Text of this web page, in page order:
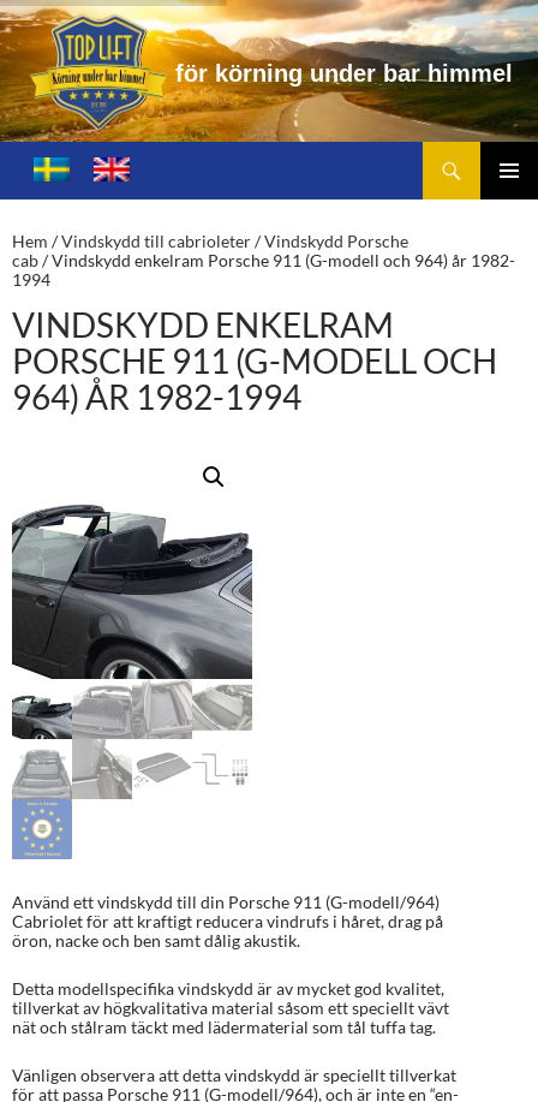
ör körning under bar himme
Toplift.se – för körning under bar himmel
HOPPA
TILL
Hem /Vindskydd till cabrioleter/Vindskydd Porsche
cab/ Vindskydd enkelram Porsche 911 (G-modell och 964) år 1982-
1994
VINDSKYDD ENKELRAM
PORSCHE 911 (G-MODELL OCH
964) ÅR 1982-1994
Använd ett vindskydd till din Porsche 911 (G-modell/964)
Cabriolet för att kraftigt reducera vindrufs i håret, drag på
öron, nacke och ben samt dålig akustik.
Detta modellspecifika vindskydd är av mycket god kvalitet,
tillverkat av högkvalitativa material såsom ett speciellt vävt
nät och stålram täckt med lädermaterial som tål tuffa tag.
Vänligen observera att detta vindskydd är speciellt tillverkat
för att passa Porsche 911 (G-modell/964), och är inte en “en-